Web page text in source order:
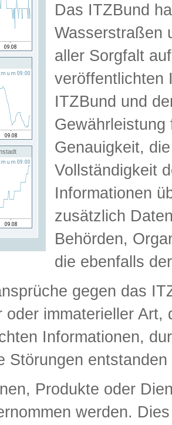
Das ITZBund
Wasserstraßen
aller Sorgfalt
veröffentlichten
ITZBund und
Genauigkeit,
Vollständigkeit
Informationen
zusätzlich
Behörden,
die ebenfalls
gegen das
oder immaterieller
Informationen,
Störungen
Produkte oder
werden.